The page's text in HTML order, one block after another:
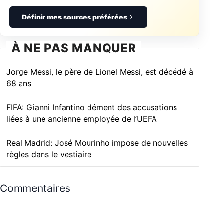
Définir mes sources préférées
À NE PAS MANQUER
Jorge Messi, le père de Lionel Messi, est décédé à
68 ans
FIFA: Gianni Infantino dément des accusations
liées à une ancienne employée de l’UEFA
Real Madrid: José Mourinho impose de nouvelles
règles dans le vestiaire
Commentaires